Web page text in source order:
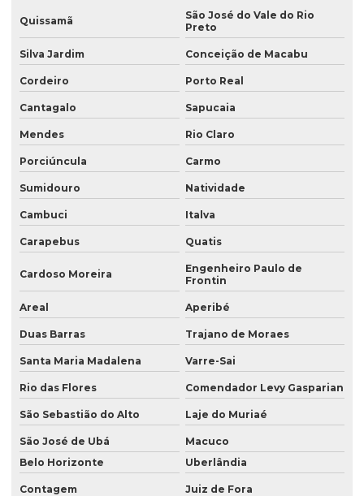
Quissamã
São José do Vale do Rio
Preto
Silva Jardim Conceição de Macabu
Cordeiro Porto Real
Cantagalo Sapucaia
Mendes Rio Claro
Porciúncula Carmo
Sumidouro Natividade
Cambuci Italva
Carapebus Quatis
Cardoso Moreira
Engenheiro Paulo de
Frontin
Areal Aperibé
Duas Barras Trajano de Moraes
Santa Maria Madalena Varre-Sai
Rio das Flores Comendador Levy Gasparian
São Sebastião do Alto Laje do Muriaé
São José de Ubá
Macuco
Belo Horizonte
Uberlândia
Contagem Juiz de Fora